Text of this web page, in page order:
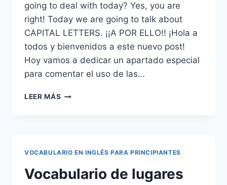
going to deal with today? Yes, you are
right! Today we are going to talk about
CAPITAL LETTERS. ¡¡A POR ELLO!! ¡Hola a
todos y bienvenidos a este nuevo post!
Hoy vamos a dedicar un apartado especial
para comentar el uso de las…
LEER MÁS ▷
MAYÚSCULAS
INGLÉS
VOCABULARIO EN INGLÉS PARA PRINCIPIANTES
Vocabulario de lugares